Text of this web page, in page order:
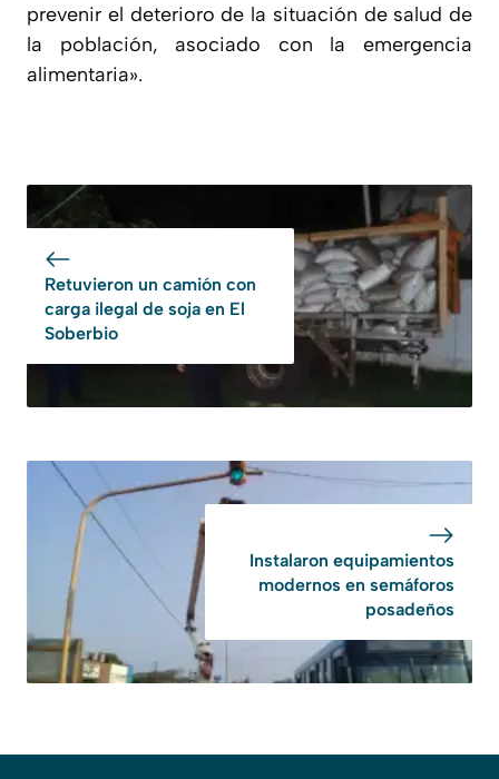
prevenir el deterioro de la situación de salud de
la población, asociado con la emergencia
alimentaria».
Retuvieron un camión con
carga ilegal de soja en El
Soberbio
Instalaron equipamientos
modernos en semáforos
posadeños